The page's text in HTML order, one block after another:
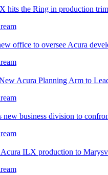
hits the Ring in production trim
office to oversee Acura
Acura Planning Arm to
new business division to
ILX production to